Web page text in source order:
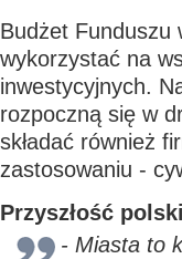
Budżet Funduszu
wykorzystać na
inwestycyjnych.
rozpoczną się w
składać również
zastosowaniu -
Przyszłość
- Miasta to